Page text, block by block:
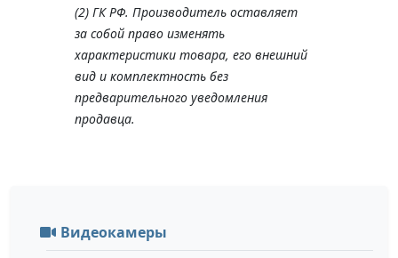
(2) ГК РФ. Производитель оставляет
за собой право изменять
характеристики товара, его внешний
вид и комплектность без
предварительного уведомления
продавца.
Видеокамеры